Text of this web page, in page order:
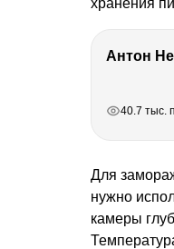
40.7 тыс.
Для
нужно
камеры